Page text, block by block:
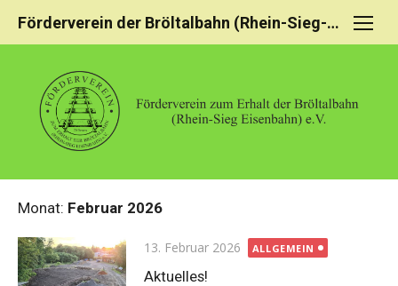
Förderverein der Bröltalbahn (Rhein-Sieg-Eisenbahn)
Monat: Februar 2026
Posted
on
13. Februar 2026 ALLGEMEIN
Aktuelles!